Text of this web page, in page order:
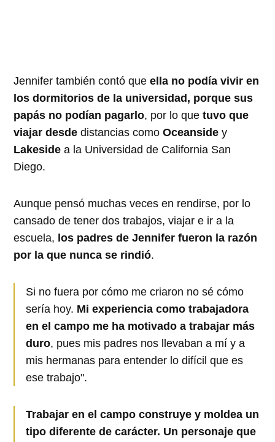
Jennifer también contó queella no podía vivir en
los dormitorios de la universidad, porque sus
papás no podían pagarlo, por lo que tuvo que
viajar desde distancias comoOceanside y
Lakesidea la Universidad de California San
Diego.
Aunque pensó muchas veces en rendirse, por lo
cansado de tener dos trabajos, viajar e ir a la
escuela, los padres de Jennifer fueron la razón
por la que nunca se rindió.
Si no fuera por cómo me criaron no sé cómo
sería hoy. Mi experiencia como trabajadora
en el campo me ha motivado a trabajar más
duro, pues mis padres nos llevaban a mí y a
mis hermanas para entender lo difícil que es
ese trabajo".
Trabajar en el campo construye y moldea un
tipo diferente de carácter. Un personaje que